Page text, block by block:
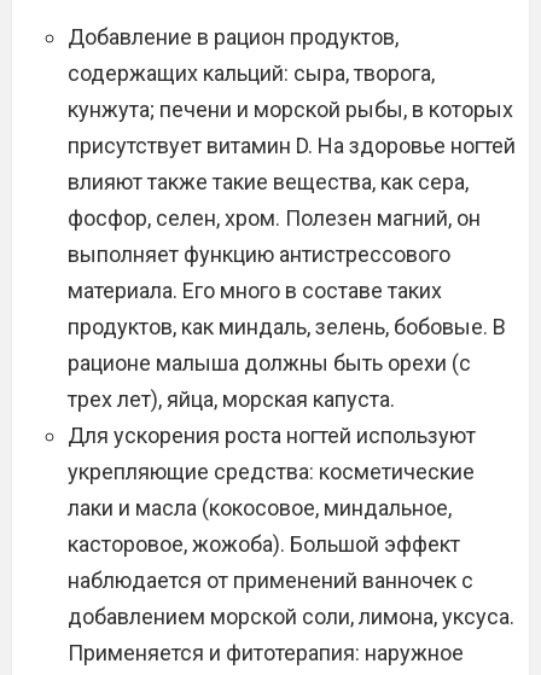
Добавление в рацион продуктов,
содержащих кальций: сыра, творога,
кунжута; печени и морской рыбы, в которых
присутствует витамин D. На здоровье ногтей
влияют также такие вещества, как сера,
фосфор, селен, хром. Полезен магний, он
выполняет функцию антистрессового
материала. Его много в составе таких
продуктов, как миндаль, зелень, бобовые. В
рационе малыша должны быть орехи (с
трех лет), яйца, морская капуста.
Для ускорения роста ногтей используют
укрепляющие средства: косметические
лаки и масла (кокосовое, миндальное,
касторовое, жожоба). Большой эффект
наблюдается от применений ванночек с
добавлением морской соли, лимона, уксуса.
Применяется и фитотерапия: наружное